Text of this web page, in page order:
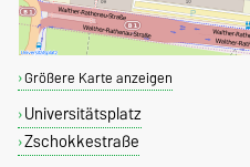
Größere Karte anzeigen
Universitätsplatz
Zschokkestraße